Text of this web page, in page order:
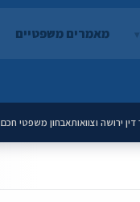
מאמרים משפטיים
דין ירושה וצוואותאבחון משפטי חכם